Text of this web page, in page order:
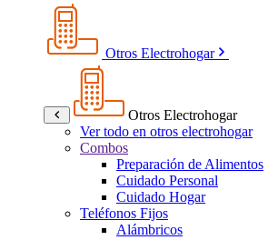
Otros Electrohogar
Otros Electrohogar
Ver todo en otros electrohogar
Combos
Preparación de Alimentos
Cuidado Personal
Cuidado Hogar
Teléfonos Fijos
Alámbricos